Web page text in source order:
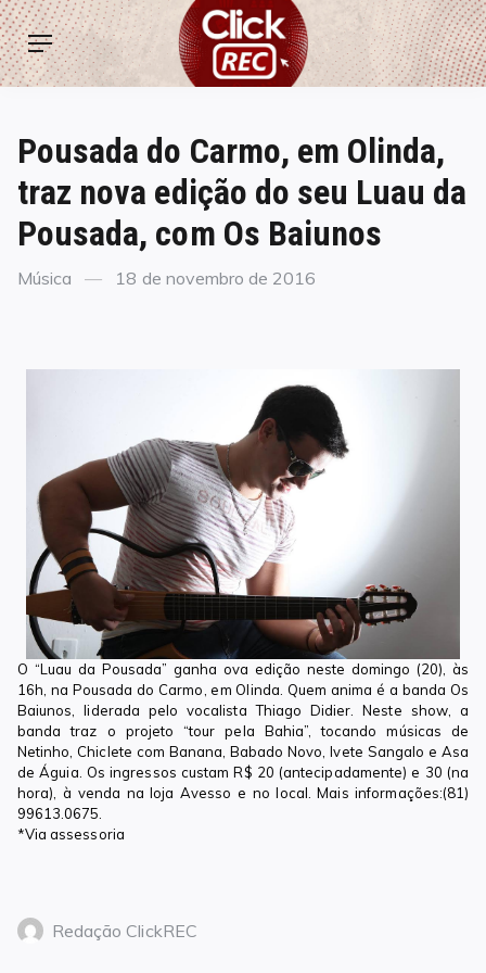
Skip
to
content
ClickREC
Menu
Pousada do Carmo, em Olinda,
traz nova edição do seu Luau da
Pousada, com Os Baiunos
Categories
Música
Posted
18 de novembro de 2016
O “Luau da Pousada” ganha ova edição neste domingo (20), às
16h, na Pousada do Carmo, em Olinda. Quem anima é a banda Os
Baiunos, liderada pelo vocalista Thiago Didier. Neste show, a
banda traz o projeto “tour pela Bahia”, tocando músicas de
Netinho, Chiclete com Banana, Babado Novo, Ivete Sangalo e Asa
de Águia. Osingressos custam R$ 20 (antecipadamente) e 30 (na
hora), à venda na loja Avesso e no local. Mais informações:(81)
99613.0675.
*Via assessoria
Redação ClickREC